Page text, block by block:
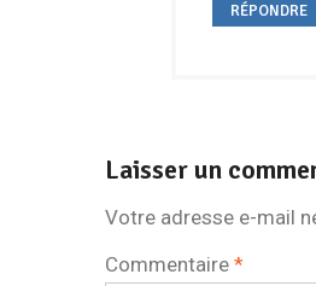
RÉPONDRE
Laisser un
Votre adresse e-mail
Commentaire *